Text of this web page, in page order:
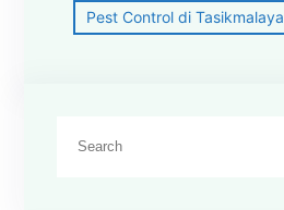
Pest Control di Tasikmalaya